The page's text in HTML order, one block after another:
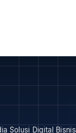
Solusi Digital Bisnis